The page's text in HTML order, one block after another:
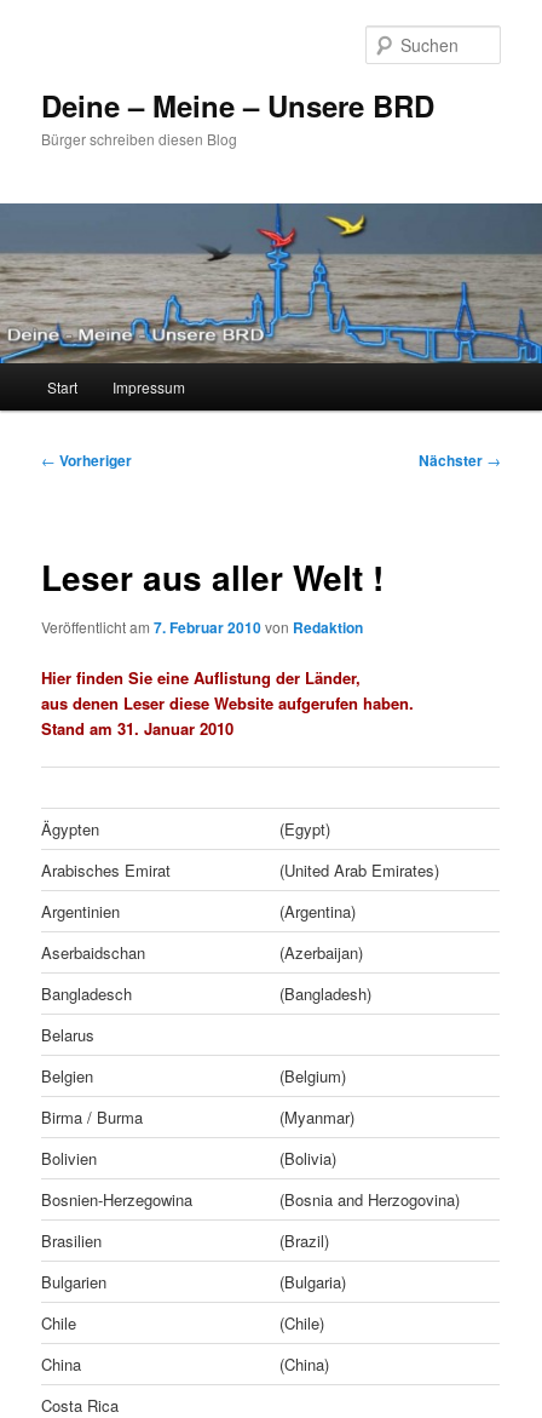
Deine – Meine – Unsere BRD
Bürger schreiben diesen Blog
Start Impressum
Beitragsnavigation
← Vorheriger Nächster →
Leser aus aller Welt !
Veröffentlicht am7. Februar 2010von Redaktion
Hier finden Sie eine Auflistung der Länder,
aus denen Leser diese Website aufgerufen haben.
Stand am 31. Januar 2010
Ägypten
(Egypt)
Arabisches Emirat
(United Arab Emirates)
Argentinien
(Argentina)
Aserbaidschan
(Azerbaijan)
Bangladesch
(Bangladesh)
Belarus
Belgien
(Belgium)
Birma / Burma
(Myanmar)
Bolivien
(Bolivia)
Bosnien-Herzegowina
(Bosnia and Herzogovina)
Brasilien
(Brazil)
Bulgarien
(Bulgaria)
Chile
(Chile)
China
(China)
Costa Rica